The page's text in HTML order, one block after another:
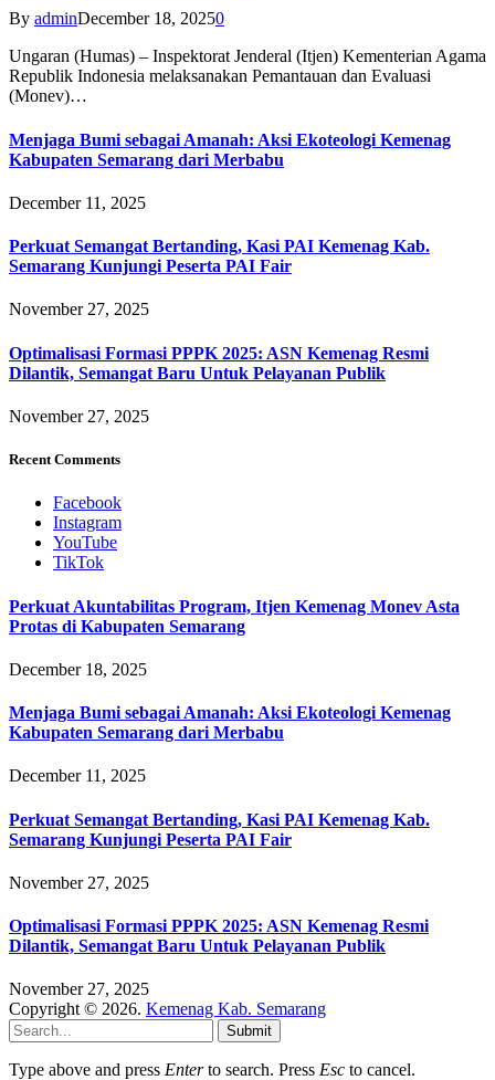
By adminDecember 18, 20250
Ungaran (Humas) – Inspektorat Jenderal (Itjen) Kementerian Agama
Republik Indonesia melaksanakan Pemantauan dan Evaluasi
(Monev)…
Menjaga Bumi sebagai Amanah: Aksi Ekoteologi Kemenag
Kabupaten Semarang dari Merbabu
December 11, 2025
Perkuat Semangat Bertanding, Kasi PAI Kemenag Kab.
Semarang Kunjungi Peserta PAI Fair
November 27, 2025
Optimalisasi Formasi PPPK 2025: ASN Kemenag Resmi
Dilantik, Semangat Baru Untuk Pelayanan Publik
November 27, 2025
Recent Comments
Facebook
Instagram
YouTube
TikTok
Perkuat Akuntabilitas Program, Itjen Kemenag Monev Asta
Protas di Kabupaten Semarang
December 18, 2025
Menjaga Bumi sebagai Amanah: Aksi Ekoteologi Kemenag
Kabupaten Semarang dari Merbabu
December 11, 2025
Perkuat Semangat Bertanding, Kasi PAI Kemenag Kab.
Semarang Kunjungi Peserta PAI Fair
November 27, 2025
Optimalisasi Formasi PPPK 2025: ASN Kemenag Resmi
Dilantik, Semangat Baru Untuk Pelayanan Publik
November 27, 2025
Copyright © 2026. Kemenag Kab. Semarang
Submit
Type above and press Enterto search. Press Esc to cancel.